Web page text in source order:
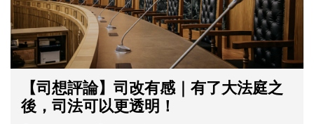
【司想評論】司改有感｜有了大法庭之
後，司法可以更透明！